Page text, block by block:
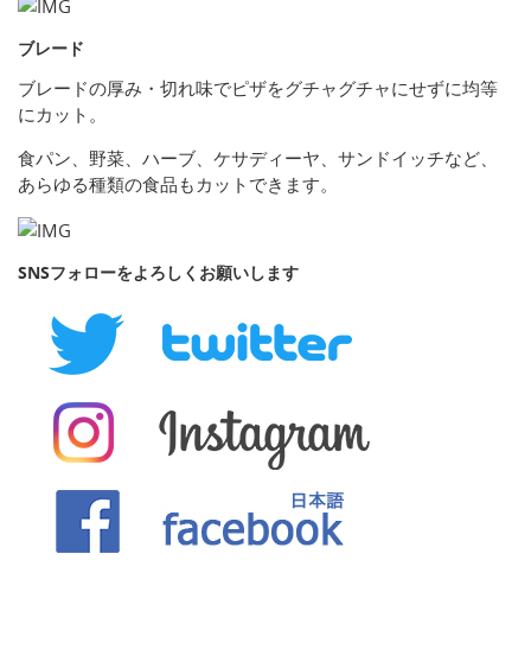
ブレード
ブレードの厚み・切れ味でピザをグチャグチャにせずに均等
にカット。
食パン、野菜、ハーブ、ケサディーヤ、サンドイッチなど、
あらゆる種類の食品もカットできます。
SNSフォローをよろしくお願いします